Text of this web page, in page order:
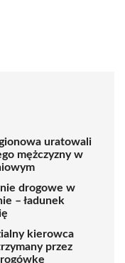
uratowali
mężczyzny w
drogowe w
– ładunek
kierowca
przez